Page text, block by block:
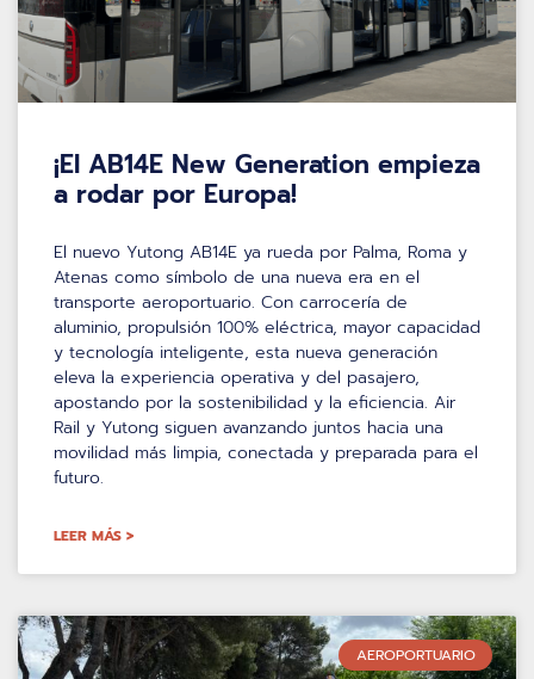
¡El AB14E New Generation empieza
a rodar por Europa!
El nuevo Yutong AB14E ya rueda por Palma, Roma y
Atenas como símbolo de una nueva era en el
transporte aeroportuario. Con carrocería de
aluminio, propulsión 100% eléctrica, mayor capacidad
y tecnología inteligente, esta nueva generación
eleva la experiencia operativa y del pasajero,
apostando por la sostenibilidad y la eficiencia. Air
Rail y Yutong siguen avanzando juntos hacia una
movilidad más limpia, conectada y preparada para el
futuro.
LEER MÁS >
AEROPORTUARIO